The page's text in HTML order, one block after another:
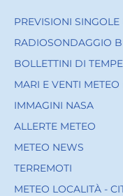
PREVISIONI SINGOLE
RADIOSONDAGGIO
BOLLETTINI DI
MARI E VENTI METEO
IMMAGINI NASA
ALLERTE METEO
METEO NEWS
TERREMOTI
METEO LOCALITÀ -